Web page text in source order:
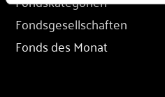
Fondsgesellschaften
Fonds des Monat